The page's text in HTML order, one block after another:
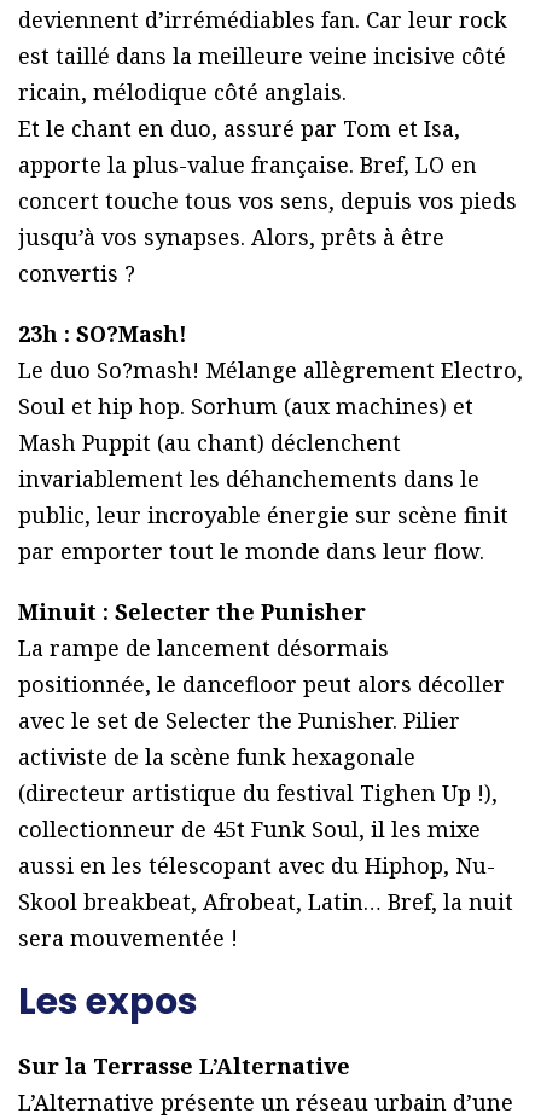
deviennent d’irrémédiables fan. Car leur rock
est taillé dans la meilleure veine incisive côté
ricain, mélodique côté anglais.
Et le chant en duo, assuré par Tom et Isa,
apporte la plus-value française. Bref, LO en
concert touche tous vos sens, depuis vos pieds
jusqu’à vos synapses. Alors, prêts à être
convertis ?
23h : SO?Mash!
Le duo So?mash! Mélange allègrement Electro,
Soul et hip hop. Sorhum (aux machines) et
Mash Puppit (au chant) déclenchent
invariablement les déhanchements dans le
public, leur incroyable énergie sur scène finit
par emporter tout le monde dans leur flow.
Minuit : Selecter the Punisher
La rampe de lancement désormais
positionnée, le dancefloor peut alors décoller
avec le set de Selecter the Punisher. Pilier
activiste de la scène funk hexagonale
(directeur artistique du festival Tighen Up !),
collectionneur de 45t Funk Soul, il les mixe
aussi en les télescopant avec du Hiphop, Nu-
Skool breakbeat, Afrobeat, Latin… Bref, la nuit
sera mouvementée !
Les expos
Sur la Terrasse L’Alternative
L’Alternative présente un réseau urbain d’une